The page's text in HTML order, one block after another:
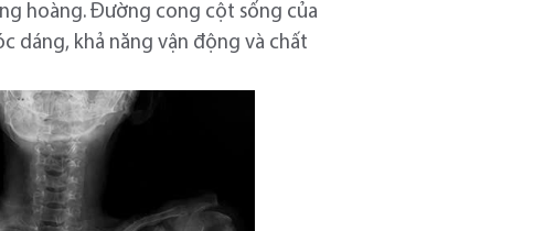
hoàng. Đường cong cột sống của
dáng, khả năng vận động và chất